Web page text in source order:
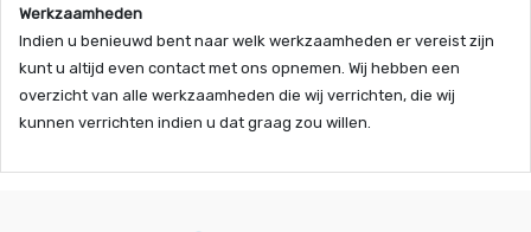
Werkzaamheden
Indien u benieuwd bent naar welk werkzaamheden er vereist zijn
kunt u altijd even contact met ons opnemen. Wij hebben een
overzicht van alle werkzaamheden die wij verrichten, die wij
kunnen verrichten indien u dat graag zou willen.